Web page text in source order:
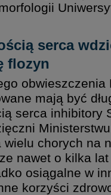
serca
flozyn
obwieszczenia
mają być
serca inhibitory
chorych na
nawet o kilka
osiągalne w
korzyści